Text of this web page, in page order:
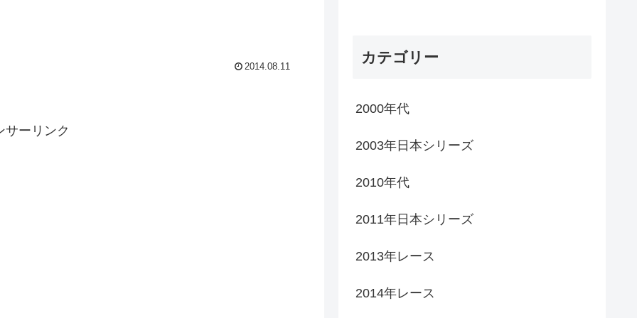
2014.08.11
サーリンク
カテゴリー
2000年代
2003年日本シリーズ
2010年代
2011年日本シリーズ
2013年レース
2014年レース